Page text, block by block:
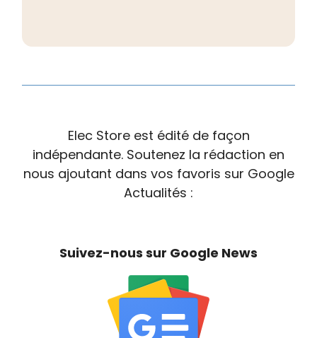
Elec Store est édité de façon
indépendante. Soutenez la rédaction en
nous ajoutant dans vos favoris sur Google
Actualités :
Suivez-nous sur Google News